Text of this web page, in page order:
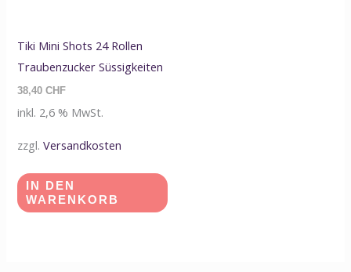
Tiki Mini Shots 24 Rollen
Traubenzucker Süssigkeiten
38,40CHF
inkl. 2,6 % MwSt.
zzgl.Versandkosten
IN DEN
WARENKORB